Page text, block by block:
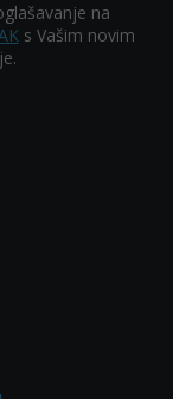
na
s Vašim novim